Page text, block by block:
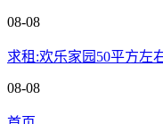
08-08
求租:欢乐家园50平方左
08-08